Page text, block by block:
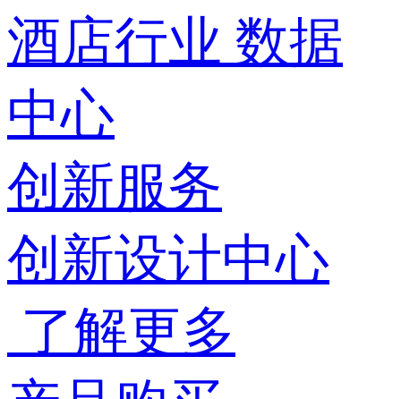
酒店行业 数据
中心
创新服务
创新设计中心
了解更多